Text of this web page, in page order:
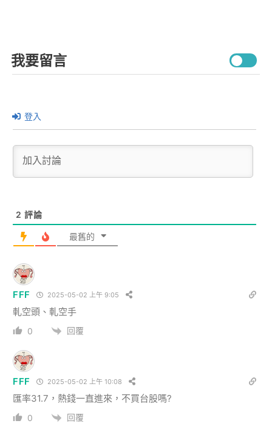
我要留言
登入
2 評論
最舊的
FFF 2025-05-02 上午 9:05
軋空頭 、軋空手
0 回覆
FFF 2025-05-02 上午 10:08
匯率31.7，熱錢一直進來，不買台股嗎?
0 回覆